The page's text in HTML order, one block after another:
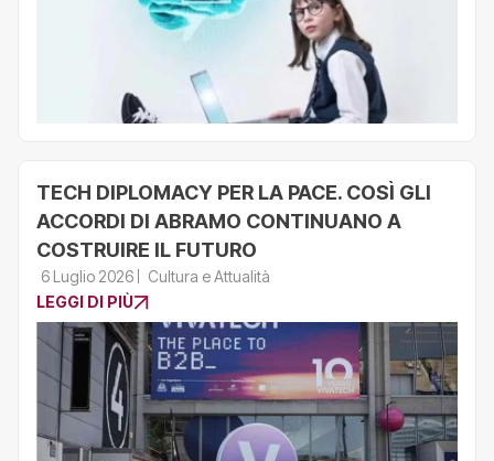
TECH DIPLOMACY PER LA PACE. COSÌ GLI
ACCORDI DI ABRAMO CONTINUANO A
COSTRUIRE IL FUTURO
6 Luglio 2026
Cultura e Attualità
LEGGI DI PIÙ